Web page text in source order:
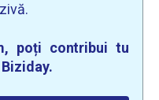
poți contribui tu